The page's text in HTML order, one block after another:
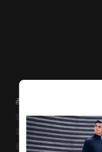
產品支援/常見問題
送貨安排
退貨與換貨
保修條款及細則